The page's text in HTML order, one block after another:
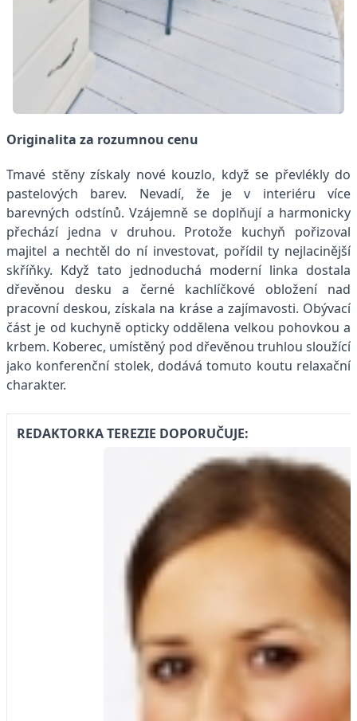
Originalita za rozumnou cenu
Tmavé stěny získaly nové kouzlo, když se převlékly do
pastelových barev. Nevadí, že je v interiéru více
barevných odstínů. Vzájemně se doplňují a harmonicky
přechází jedna v druhou. Protože kuchyň pořizoval
majitel a nechtěl do ní investovat, pořídil ty nejlacinější
skříňky. Když tato jednoduchá moderní linka dostala
dřevěnou desku a černé kachlíčkové obložení nad
pracovní deskou, získala na kráse a zajímavosti. Obývací
část je od kuchyně opticky oddělena velkou pohovkou a
krbem. Koberec, umístěný pod dřevěnou truhlou sloužící
jako konferenční stolek, dodává tomuto koutu relaxační
charakter.
REDAKTORKA TEREZIE DOPORUČUJE: